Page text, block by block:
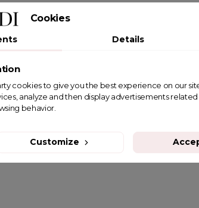
Cookies
Details
cookies to give you the best experience on our
analyze and then display advertisements
behavior.
Customize